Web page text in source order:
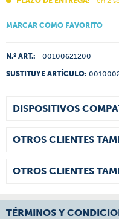
MARCAR COMO FAVORITO
N.º ART.: 00100621200
SUSTITUYE ARTÍCULO:
DISPOSITIVOS
OTROS CLIENTES
OTROS CLIENTES
TÉRMINOS Y